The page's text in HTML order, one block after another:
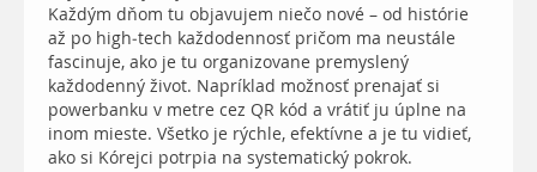
Každým dňom tu objavujem niečo nové – od histórie
až po high-tech každodennosť pričom ma neustále
fascinuje, ako je tu organizovane premyslený
každodenný život. Napríklad možnosť prenajať si
powerbanku v metre cez QR kód a vrátiť ju úplne na
inom mieste. Všetko je rýchle, efektívne a je tu vidieť,
ako si Kórejci potrpia na systematický pokrok.